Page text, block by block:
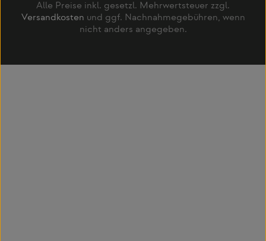
Alle Preise inkl. gesetzl. Mehrwertsteuer zzgl.
Versandkosten und ggf. Nachnahmegebühren, wenn
nicht anders angegeben.